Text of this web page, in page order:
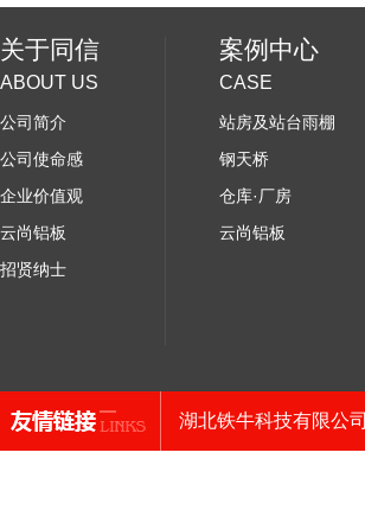
关于同信
ABOUT US
公司简介
公司使命感
企业价值观
云尚铝板
招贤纳士
案例中心
CASE
站房及站台雨棚
钢天桥
仓库·厂房
云尚铝板
湖北铁牛科技有限公司